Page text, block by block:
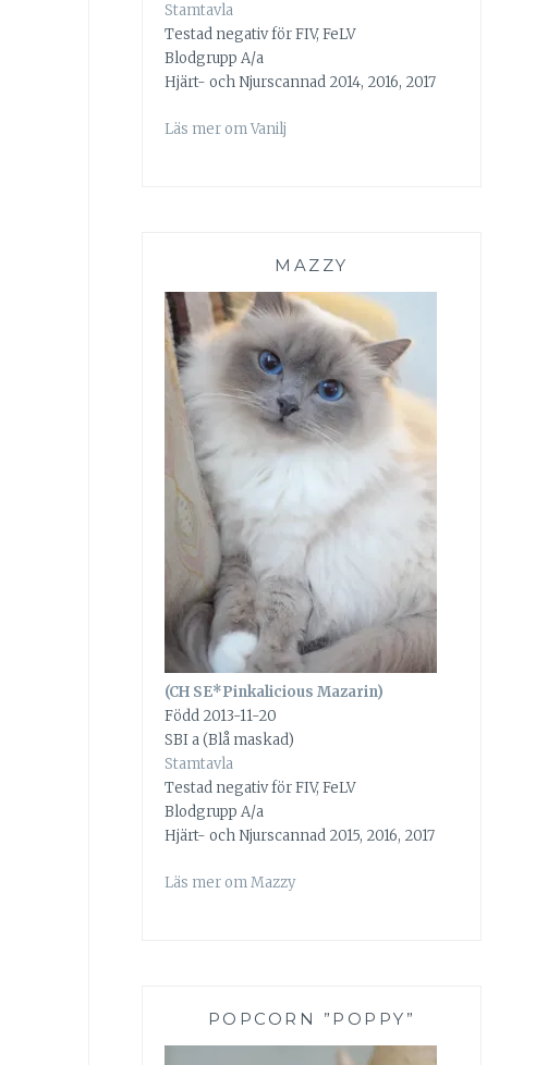
Stamtavla
Testad negativ för FIV, FeLV
Blodgrupp A/a
Hjärt- och Njurscannad 2014, 2016, 2017
Läs mer om Vanilj
MAZZY
(CH SE*Pinkalicious Mazarin)
Född 2013-11-20
SBI a (Blå maskad)
Stamtavla
Testad negativ för FIV, FeLV
Blodgrupp A/a
Hjärt- och Njurscannad 2015, 2016, 2017
Läs mer om Mazzy
POPCORN ”POPPY”